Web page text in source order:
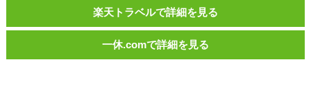
楽天トラベルで詳細を見る
一休.comで詳細を見る